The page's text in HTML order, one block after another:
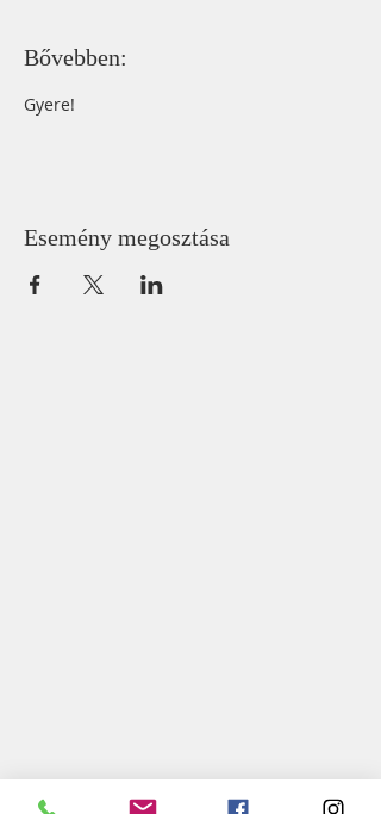
Bővebben:
Gyere!
Esemény megosztása